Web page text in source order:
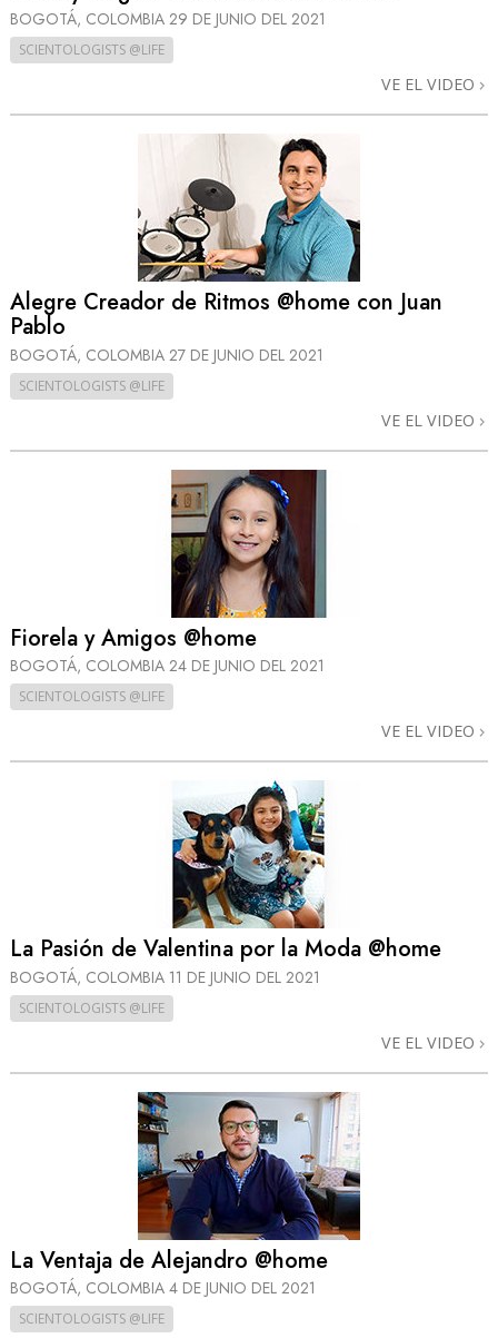
BOGOTÁ, COLOMBIA 29 DE JUNIO DEL 2021
SCIENTOLOGISTS @LIFE
VE EL VIDEO
Alegre Creador de Ritmos @home con Juan
Pablo
BOGOTÁ, COLOMBIA 27 DE JUNIO DEL 2021
SCIENTOLOGISTS @LIFE
VE EL VIDEO
Fiorela y Amigos @home
BOGOTÁ, COLOMBIA 24 DE JUNIO DEL 2021
SCIENTOLOGISTS @LIFE
VE EL VIDEO
La Pasión de Valentina por la Moda @home
BOGOTÁ, COLOMBIA 11 DE JUNIO DEL 2021
SCIENTOLOGISTS @LIFE
VE EL VIDEO
La Ventaja de Alejandro @home
BOGOTÁ, COLOMBIA 4 DE JUNIO DEL 2021
SCIENTOLOGISTS @LIFE